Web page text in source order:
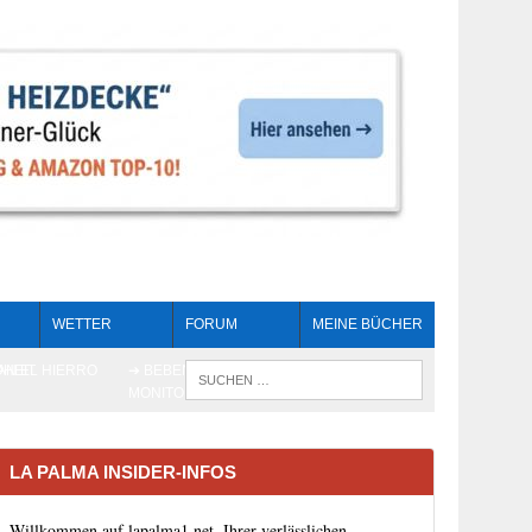
WETTER FORUM MEINE BÜCHER
LA PALMA INSIDER-INFOS